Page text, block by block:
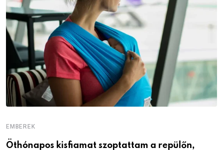
EMBEREK
Öthónapos kisfiamat szoptattam a repülőn,